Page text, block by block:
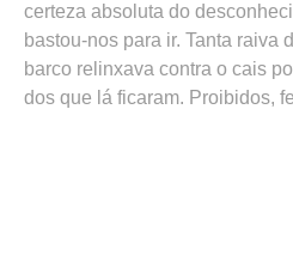
certeza absoluta do
bastou-nos para ir. Tanta raiva
barco relinxava contra o cais
dos que lá ficaram. Proibidos,